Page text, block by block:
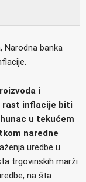
Narodna banka
i
rast inflacije biti
u tekućem
naredne
uredbe u
trgovinskih marži
na šta